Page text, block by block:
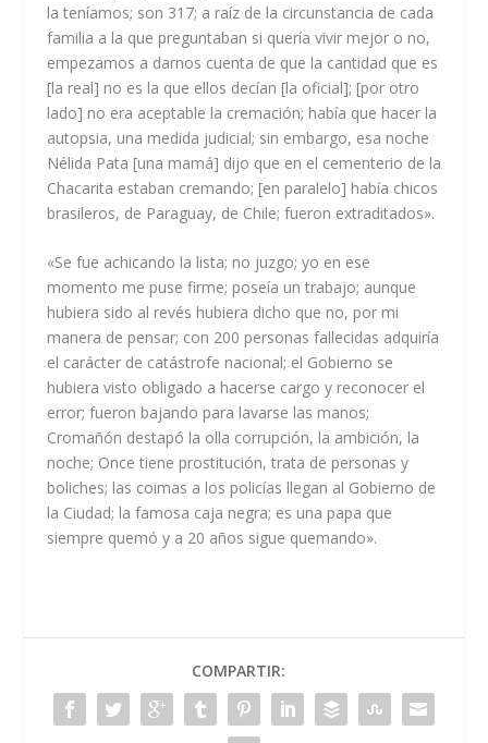
la teníamos; son 317; a raíz de la circunstancia de cada
familia a la que preguntaban si quería vivir mejor o no,
empezamos a darnos cuenta de que la cantidad que es
[la real] no es la que ellos decían [la oficial]; [por otro
lado] no era aceptable la cremación; había que hacer la
autopsia, una medida judicial; sin embargo, esa noche
Nélida Pata [una mamá] dijo que en el cementerio de la
Chacarita estaban cremando; [en paralelo] había chicos
brasileros, de Paraguay, de Chile; fueron extraditados».
«Se fue achicando la lista; no juzgo; yo en ese
momento me puse firme; poseía un trabajo; aunque
hubiera sido al revés hubiera dicho que no, por mi
manera de pensar; con 200 personas fallecidas adquiría
el carácter de catástrofe nacional; el Gobierno se
hubiera visto obligado a hacerse cargo y reconocer el
error; fueron bajando para lavarse las manos;
Cromañón destapó la olla corrupción, la ambición, la
noche; Once tiene prostitución, trata de personas y
boliches; las coimas a los policías llegan al Gobierno de
la Ciudad; la famosa caja negra; es una papa que
siempre quemó y a 20 años sigue quemando».
COMPARTIR: